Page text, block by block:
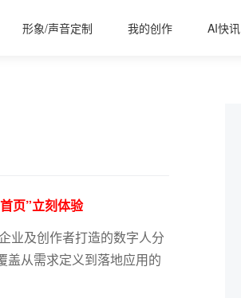
形象/声音定制 我的创作 AI快讯
页”立刻体验
业及创作者打造的数字人分
盖从需求定义到落地应用的